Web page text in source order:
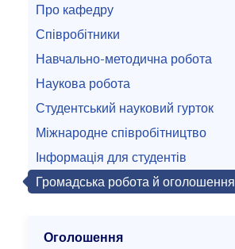
Про кафедру
Співробітники
Навчально-методична робота
Наукова робота
Студентський науковий гурток
Міжнародне співробітництво
Інформація для студентів
Громадська робота й оголошення
Оголошення